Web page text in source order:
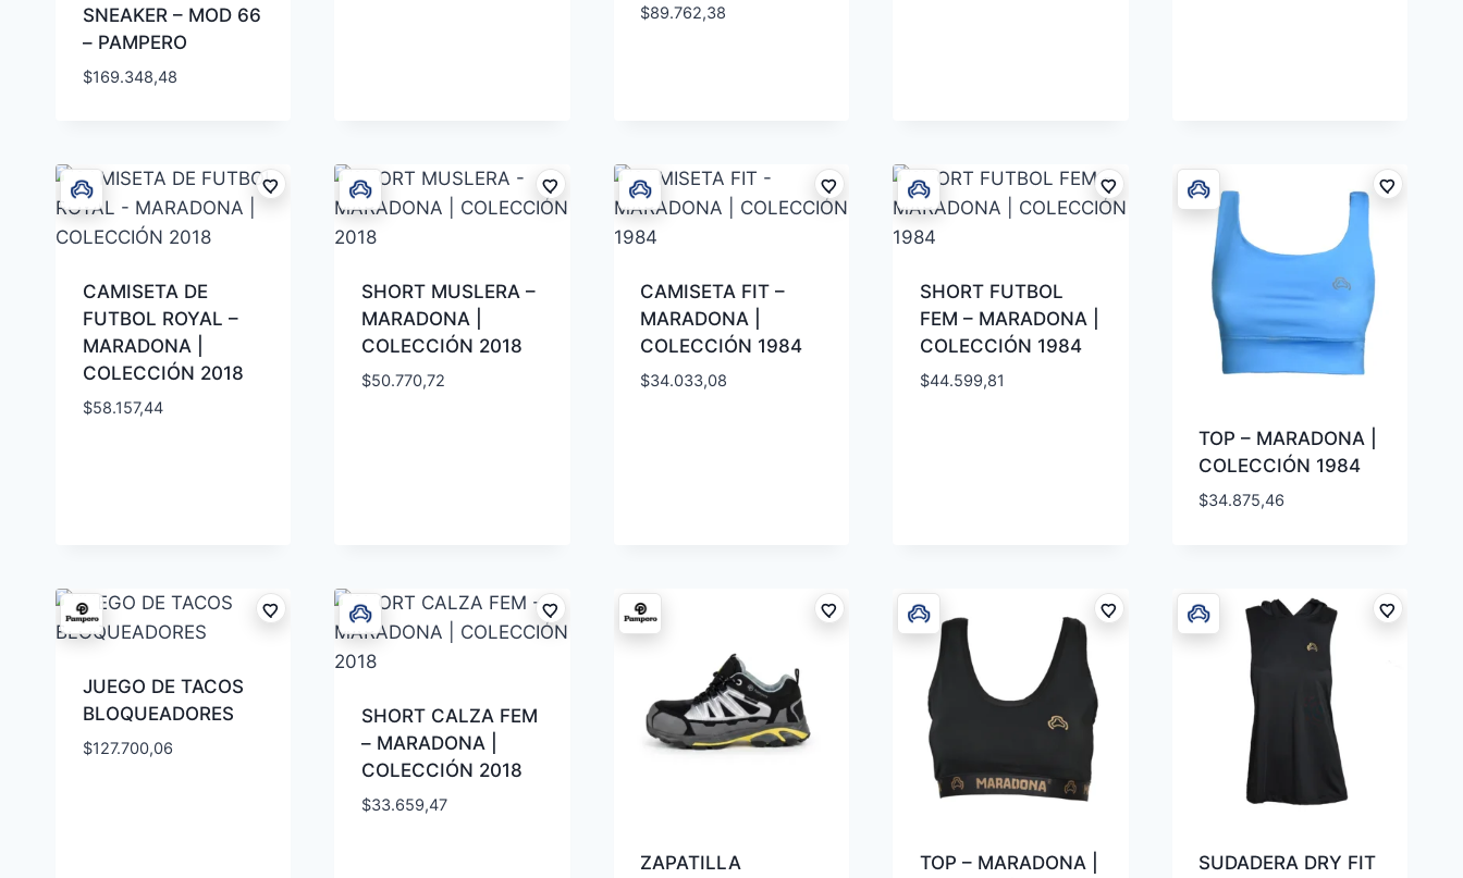
SNEAKER – MOD 66
– PAMPERO
$169.348,48
$89.762,38
CAMISETA DE
FUTBOL ROYAL –
MARADONA |
COLECCIÓN 2018
$58.157,44
SHORT MUSLERA –
MARADONA |
COLECCIÓN 2018
$50.770,72
CAMISETA FIT –
MARADONA |
COLECCIÓN 1984
$34.033,08
SHORT FUTBOL
FEM – MARADONA |
COLECCIÓN 1984
$44.599,81
TOP – MARADONA |
COLECCIÓN 1984
$34.875,46
JUEGO DE TACOS
BLOQUEADORES
$127.700,06
SHORT CALZA FEM
– MARADONA |
COLECCIÓN 2018
$33.659,47
ZAPATILLA
TOP – MARADONA |
SUDADERA DRY FIT